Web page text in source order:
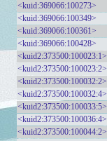
<kuid:369066:100273>
<kuid:369066:100349>
<kuid:369066:100361>
<kuid:369066:100428>
<kuid2:373500:100023:1>
<kuid2:373500:100023:2>
<kuid2:373500:100032:2>
<kuid2:373500:100032:4>
<kuid2:373500:100033:5>
<kuid2:373500:100036:4>
<kuid2:373500:100044:2>